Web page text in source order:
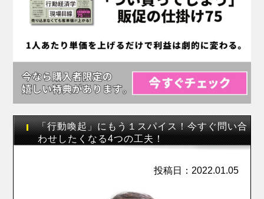
「行動喚起」にもう１スパイス！今すぐ問い合
わせしたくなる4つの工夫！
投稿日：2022.01.05